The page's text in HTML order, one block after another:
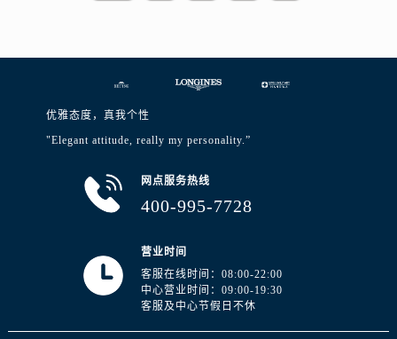
优雅态度，真我个性
"Elegant attitude, really my personality.”
网点服务热线
400-995-7728
营业时间
客服在线时间：08:00-22:00
中心营业时间：09:00-19:30
客服及中心节假日不休